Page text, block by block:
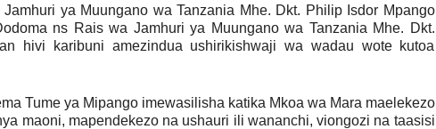
ya Muungano wa Tanzania Mhe. Dkt. Philip Isdor Mpango
ns Rais wa Jamhuri ya Muungano wa Tanzania Mhe. Dkt.
hivi karibuni amezindua ushirikishwaji wa wadau wote kutoa
Tume ya Mipango imewasilisha katika Mkoa wa Mara maelekezo
maoni, mapendekezo na ushauri ili wananchi, viongozi na taasisi